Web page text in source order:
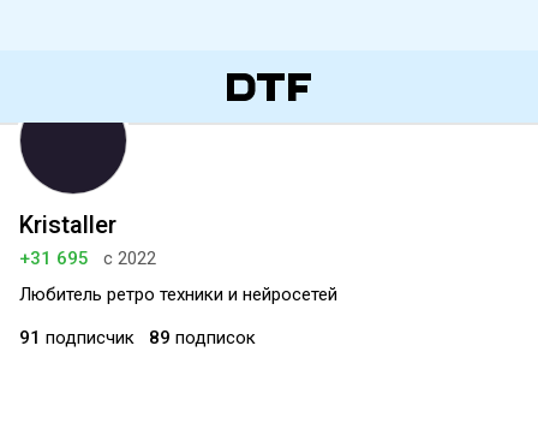
Kristaller
+31 695
с 2022
Любитель ретро техники и нейросетей
91 подписчик 89 подписок